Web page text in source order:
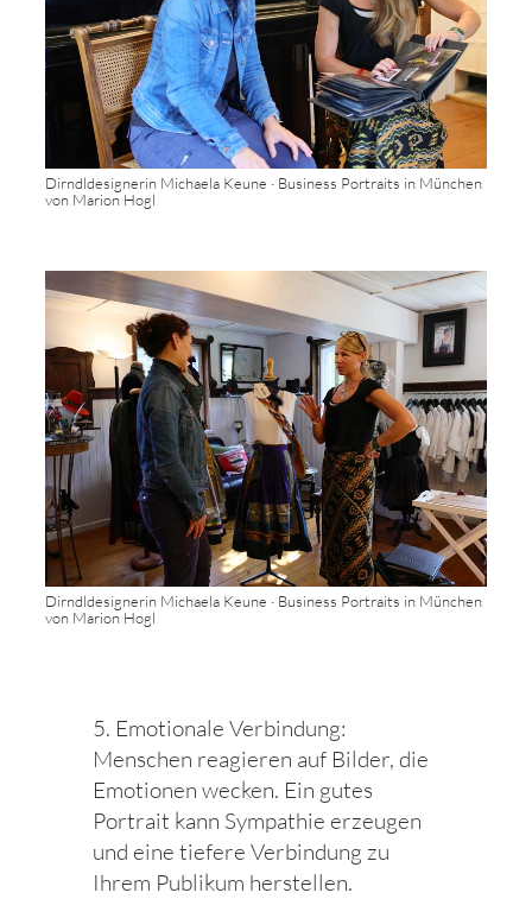
Dirndldesignerin Michaela Keune · Business Portraits in München
von Marion Hogl
Dirndldesignerin Michaela Keune · Business Portraits in München
von Marion Hogl
5. Emotionale Verbindung:
Menschen reagieren auf Bilder, die
Emotionen wecken. Ein gutes
Portrait kann Sympathie erzeugen
und eine tiefere Verbindung zu
Ihrem Publikum herstellen.